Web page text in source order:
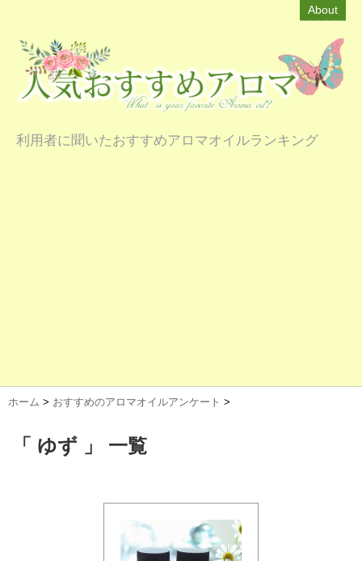
About
利用者に聞いたおすすめアロマオイルランキング
ホーム > おすすめのアロマオイルアンケート >
「 ゆず 」 一覧